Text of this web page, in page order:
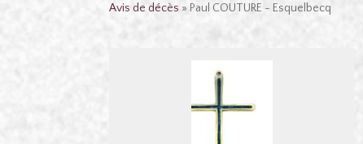
Avis de décès » Paul COUTURE - Esquelbecq